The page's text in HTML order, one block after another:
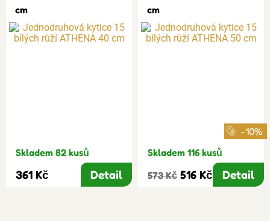
cm
Skladem 82 kusů
361 Kč Detail
cm
-10%
Skladem 116 kusů
573 Kč 516 Kč Detail